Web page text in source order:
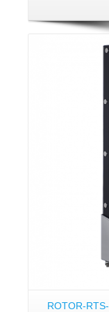
מקרר הגשה עצמית למשקאות תוצרת ROTOR-RTS-